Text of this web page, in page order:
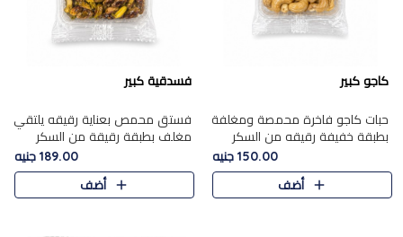
كاجو كبير
حبات كاجو فاخرة محمصة ومغلفة
بطبقة خفيفة رقيقه من السكر
المكرمل، تجمع بين توازن النعومة
زبدية غنية فاخرة والقرمشة
المرضية في حلوى شرقية بطاب..
150.00 جنيه
أضف
فسدقية كبير
فستق محمص بعناية رقيقه يلتقي
مغلف بطبقة رقيقة من السكر
المكرمل، ليقدم مذاقًا فاخرًا حلوي
شرقية فاخرة ونكهة غنية ناتي تميز
كل قطعة و قوام هش
189.00 جنيه
أضف